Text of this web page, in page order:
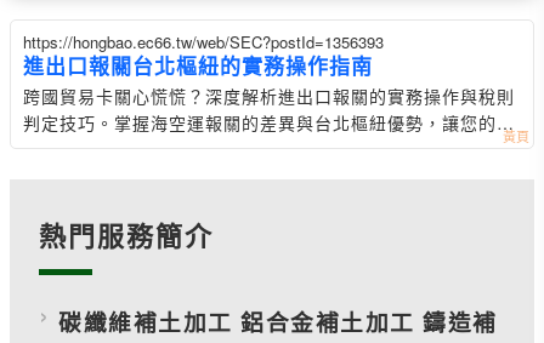
https://hongbao.ec66.tw/web/SEC?postId=1356393
進出口報關台北樞紐的實務操作指南
跨國貿易卡關心慌慌？深度解析進出口報關的實務操作與稅則
判定技巧。掌握海空運報關的差異與台北樞紐優勢，讓您的國
際貨物運輸順暢無阻。
熱門服務簡介
碳纖維補土加工 鋁合金補土加工 鑄造補